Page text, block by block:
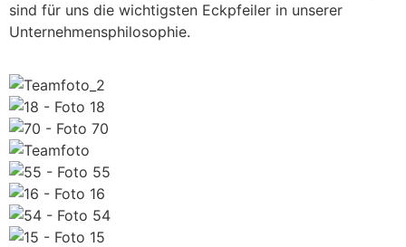
sind für uns die wichtigsten Eckpfeiler in unserer
Unternehmensphilosophie.